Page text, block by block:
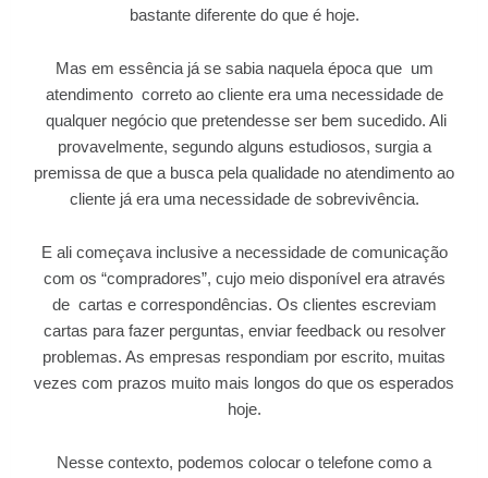
bastante diferente do que é hoje.
Mas em essência já se sabia naquela época que um
atendimento correto ao cliente era uma necessidade de
qualquer negócio que pretendesse ser bem sucedido. Ali
provavelmente, segundo alguns estudiosos, surgia a
premissa de que a busca pela qualidade no atendimento ao
cliente já era uma necessidade de sobrevivência.
E ali começava inclusive a necessidade de comunicação
com os “compradores”, cujo meio disponível era através
de cartas e correspondências. Os clientes escreviam
cartas para fazer perguntas, enviar feedback ou resolver
problemas. As empresas respondiam por escrito, muitas
vezes com prazos muito mais longos do que os esperados
hoje.
Nesse contexto, podemos colocar o telefone como a